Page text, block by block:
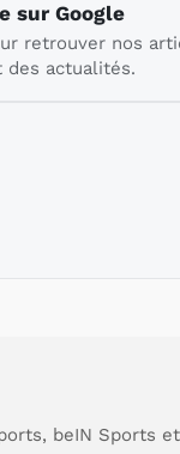
sur Google
retrouver nos
actualités.
beIN Sports